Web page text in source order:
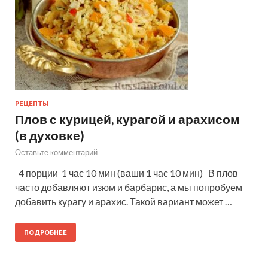
РЕЦЕПТЫ
Плов с курицей, курагой и арахисом
(в духовке)
Оставьте комментарий
4 порции 1 час 10 мин (ваши 1 час 10 мин) В плов
часто добавляют изюм и барбарис, а мы попробуем
добавить курагу и арахис. Такой вариант может …
ПОДРОБНЕЕ